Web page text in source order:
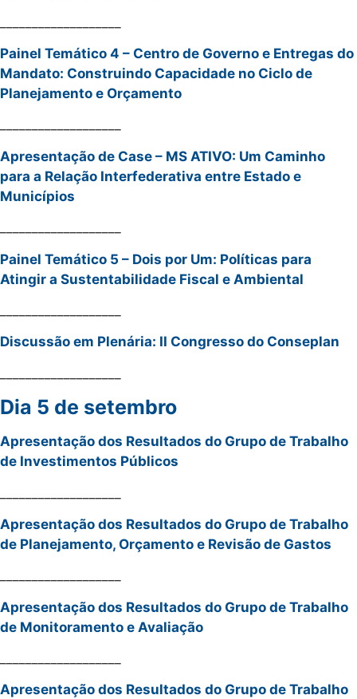
Painel Temático 4 – Centro de Governo e Entregas do
Mandato: Construindo Capacidade no Ciclo de
Planejamento e Orçamento
Apresentação de Case – MS ATIVO: Um Caminho
para a Relação Interfederativa entre Estado e
Municípios
Painel Temático 5 – Dois por Um: Políticas para
Atingir a Sustentabilidade Fiscal e Ambiental
Discussão em Plenária: II Congresso do Conseplan
Dia 5 de setembro
Apresentação dos Resultados do Grupo de Trabalho
de Investimentos Públicos
Apresentação dos Resultados do Grupo de Trabalho
de Planejamento, Orçamento e Revisão de Gastos
Apresentação dos Resultados do Grupo de Trabalho
de Monitoramento e Avaliação
Apresentação dos Resultados do Grupo de Trabalho